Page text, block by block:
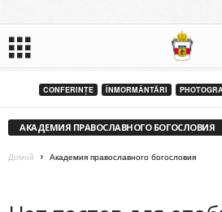
CONFERINȚE ÎNMORMÂNTĂRI
АКАДЕМИЯ ПРАВОСЛАВНОГО БОГОСЛОВИЯ
Домой Академия православного богословия